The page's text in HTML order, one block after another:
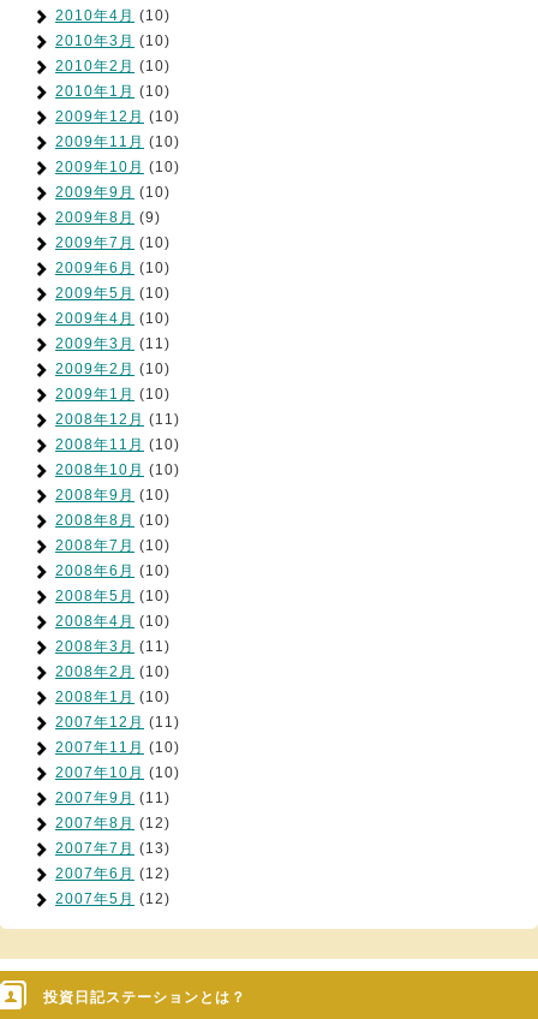
2010年4月 (10)
2010年3月 (10)
2010年2月 (10)
2010年1月 (10)
2009年12月 (10)
2009年11月 (10)
2009年10月 (10)
2009年9月 (10)
2009年8月 (9)
2009年7月 (10)
2009年6月 (10)
2009年5月 (10)
2009年4月 (10)
2009年3月 (11)
2009年2月 (10)
2009年1月 (10)
2008年12月 (11)
2008年11月 (10)
2008年10月 (10)
2008年9月 (10)
2008年8月 (10)
2008年7月 (10)
2008年6月 (10)
2008年5月 (10)
2008年4月 (10)
2008年3月 (11)
2008年2月 (10)
2008年1月 (10)
2007年12月 (11)
2007年11月 (10)
2007年10月 (10)
2007年9月 (11)
2007年8月 (12)
2007年7月 (13)
2007年6月 (12)
2007年5月 (12)
投資日記ステーションとは？